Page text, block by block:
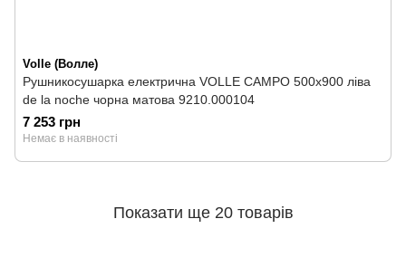
Volle (Волле)
Рушникосушарка електрична VOLLE CAMPO 500х900 ліва
de la noche чорна матова 9210.000104
7 253 грн
Немає в наявності
Показати ще 20 товарів